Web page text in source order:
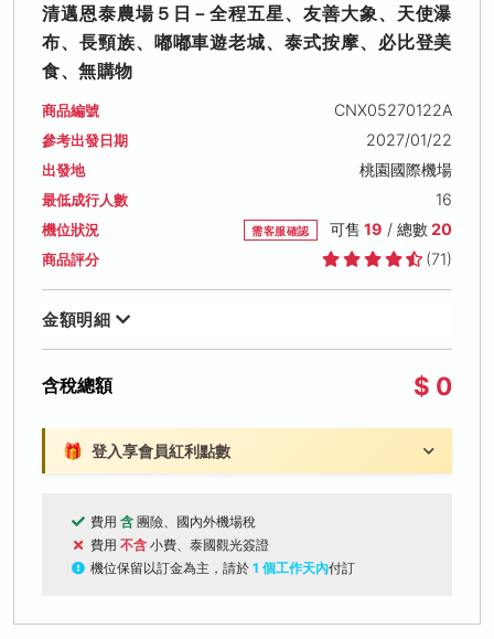
清邁恩泰農場５日－全程五星、友善大象、天使瀑
布、長頸族、嘟嘟車遊老城、泰式按摩、必比登美
食、無購物
商品編號 CNX05270122A
參考出發日期 2027/01/22
出發地 桃園國際機場
最低成行人數 16
機位狀況 需客服確認 可售 19 / 總數20
商品評分 (71)
金額明細
含稅總額 $ 0
🎁 登入享會員紅利點數
費用 含 團險、國內外機場稅
費用 不含 小費、泰國觀光簽證
機位保留以訂金為主，請於 1 個工作天內付訂